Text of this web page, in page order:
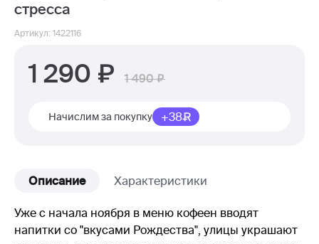
стресса
Артикул: 1422116
1 290 1 490
Начислим за покупку +38
Описание Характеристики
Уже с начала ноября в меню кофеен вводят
напитки со "вкусами Рождества", улицы украшают